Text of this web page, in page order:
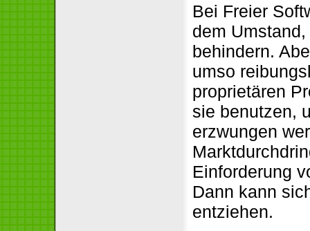
Bei Freier
dem
behindern.
umso
proprietären
sie benutzen,
erzwungen
Einforderung
Dann kann
entziehen.